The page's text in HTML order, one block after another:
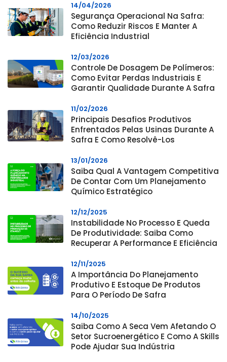
14/04/2026
Segurança Operacional Na Safra:
Como Reduzir Riscos E Manter A
Eficiência Industrial
12/03/2026
Controle De Dosagem De Polímeros:
Como Evitar Perdas Industriais E
Garantir Qualidade Durante A Safra
11/02/2026
Principais Desafios Produtivos
Enfrentados Pelas Usinas Durante A
Safra E Como Resolvê-Los
13/01/2026
Saiba Qual A Vantagem Competitiva
De Contar Com Um Planejamento
Químico Estratégico
12/12/2025
Instabilidade No Processo E Queda
De Produtividade: Saiba Como
Recuperar A Performance E Eficiência
12/11/2025
A Importância Do Planejamento
Produtivo E Estoque De Produtos
Para O Período De Safra
14/10/2025
Saiba Como A Seca Vem Afetando O
Setor Sucroenergético E Como A Skills
Pode Ajudar Sua Indústria